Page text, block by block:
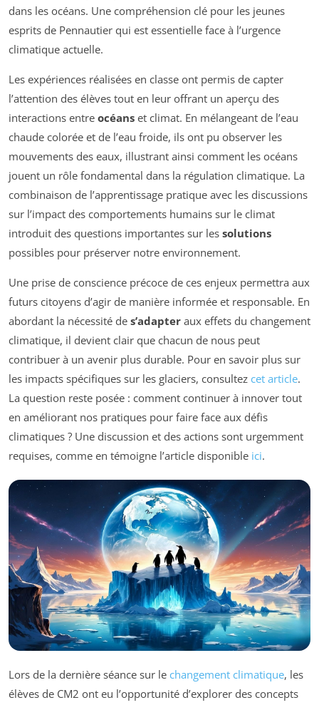
dans les océans. Une compréhension clé pour les jeunes
esprits de Pennautier qui est essentielle face à l’urgence
climatique actuelle.
Les expériences réalisées en classe ont permis de capter
l’attention des élèves tout en leur offrant un aperçu des
interactions entre océans et climat. En mélangeant de l’eau
chaude colorée et de l’eau froide, ils ont pu observer les
mouvements des eaux, illustrant ainsi comment les océans
jouent un rôle fondamental dans la régulation climatique. La
combinaison de l’apprentissage pratique avec les discussions
sur l’impact des comportements humains sur le climat
introduit des questions importantes sur les solutions
possibles pour préserver notre environnement.
Une prise de conscience précoce de ces enjeux permettra aux
futurs citoyens d’agir de manière informée et responsable. En
abordant la nécessité de s’adapter aux effets du changement
climatique, il devient clair que chacun de nous peut
contribuer à un avenir plus durable. Pour en savoir plus sur
les impacts spécifiques sur les glaciers, consultez cet article.
La question reste posée : comment continuer à innover tout
en améliorant nos pratiques pour faire face aux défis
climatiques ? Une discussion et des actions sont urgemment
requises, comme en témoigne l’article disponible ici.
Lors de la dernière séance sur le changement climatique, les
élèves de CM2 ont eu l’opportunité d’explorer des concepts